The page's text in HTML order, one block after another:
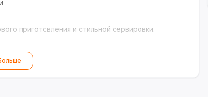
приготовления и стильной сервировки.